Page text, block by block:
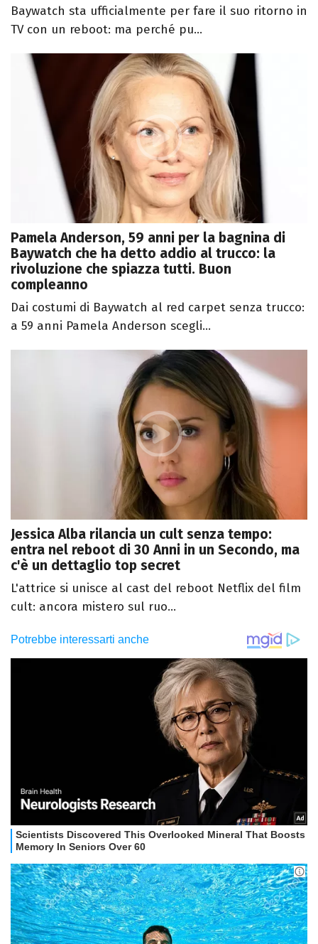
Baywatch sta ufficialmente per fare il suo ritorno in
TV con un reboot: ma perché pu...
Pamela Anderson, 59 anni per la bagnina di
Baywatch che ha detto addio al trucco: la
rivoluzione che spiazza tutti. Buon
compleanno
Dai costumi di Baywatch al red carpet senza trucco:
a 59 anni Pamela Anderson scegli...
Jessica Alba rilancia un cult senza tempo:
entra nel reboot di 30 Anni in un Secondo, ma
c'è un dettaglio top secret
L'attrice si unisce al cast del reboot Netflix del film
cult: ancora mistero sul ruo...